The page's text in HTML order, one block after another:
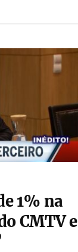
1% na
CMTV e